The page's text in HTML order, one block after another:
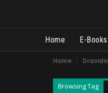
Home E-Books
Home
Browsing Tag